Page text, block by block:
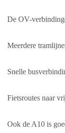
De OV-
Meerdere
Snelle
Fietsroutes naar
Ook de A10 is